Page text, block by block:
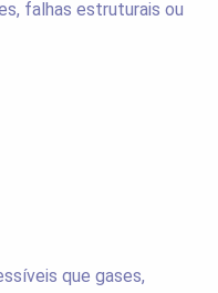
falhas estruturais ou
que gases,